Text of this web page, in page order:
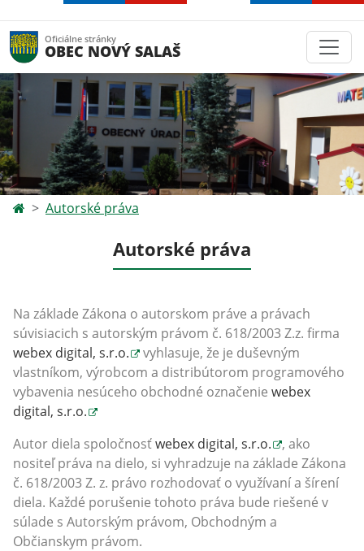
Oficiálne stránky
OBEC NOVÝ SALAŠ
Autorské práva
Autorské práva
Na základe Zákona o autorskom práve a právach
súvisiacich s autorským právom č. 618/2003 Z.z. firma
webex digital, s.r.o.
vyhlasuje, že je duševným
vlastníkom, výrobcom a distribútorom programového
vybavenia nesúceho obchodné označenie webex
digital, s.r.o.
Autor diela spoločnosťwebex digital, s.r.o.
, ako
nositeľ práva na dielo, si vyhradzuje na základe Zákona
č. 618/2003 Z. z. právo rozhodovať o využívaní a šírení
diela. Každé porušenie tohoto práva bude riešené v
súlade s Autorským právom, Obchodným a
Občianskym právom.